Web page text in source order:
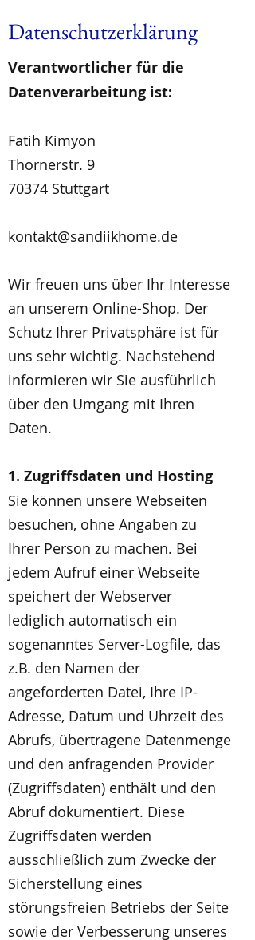
Datenschutzerklärung
Verantwortlicher für die
Datenverarbeitung ist:
Fatih Kimyon
Thornerstr. 9
70374 Stuttgart
kontakt@sandiikhome.de
Wir freuen uns über Ihr Interesse
an unserem Online-Shop. Der
Schutz Ihrer Privatsphäre ist für
uns sehr wichtig. Nachstehend
informieren wir Sie ausführlich
über den Umgang mit Ihren
Daten.
1. Zugriffsdaten und Hosting
Sie können unsere Webseiten
besuchen, ohne Angaben zu
Ihrer Person zu machen. Bei
jedem Aufruf einer Webseite
speichert der Webserver
lediglich automatisch ein
sogenanntes Server-Logfile, das
z.B. den Namen der
angeforderten Datei, Ihre IP-
Adresse, Datum und Uhrzeit des
Abrufs, übertragene Datenmenge
und den anfragenden Provider
(Zugriffsdaten) enthält und den
Abruf dokumentiert. Diese
Zugriffsdaten werden
ausschließlich zum Zwecke der
Sicherstellung eines
störungsfreien Betriebs der Seite
sowie der Verbesserung unseres